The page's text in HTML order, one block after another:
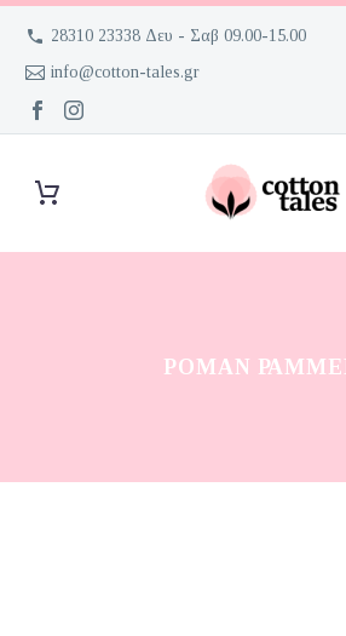
28310 23338 Δευ - Σαβ 09.00-15.00
info@cotton-tales.gr
ΡΌΜΑΝ